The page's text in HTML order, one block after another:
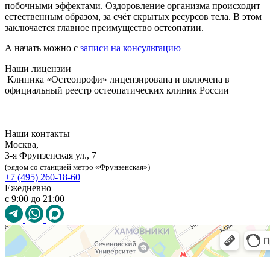
побочными эффектами. Оздоровление организма происходит
естественным образом, за счёт скрытых ресурсов тела. В этом
заключается главное преимущество остеопатии.
А начать можно с записи на консультацию
Наши лицензии
Клиника «Остеопрофи» лицензирована и включена в
официальный реестр остеопатических клиник России
Наши контакты
Москва,
3-я Фрунзенская ул., 7
(рядом со станцией метро «Фрунзенская»)
+7 (495) 260-18-60
Ежедневно
с 9:00 до 21:00